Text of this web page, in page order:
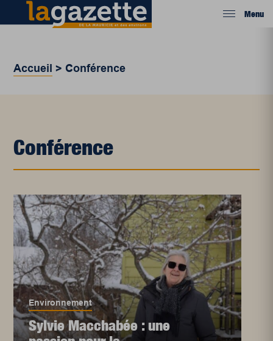
Menu
Accueil > Conférence
Conférence
Environnement
Sylvie Macchabée : une